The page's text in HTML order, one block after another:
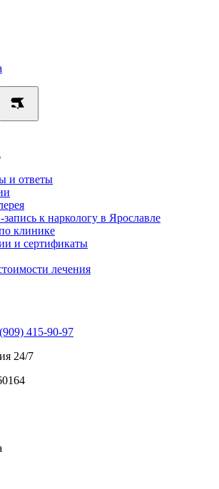
и ответы
к наркологу в Ярославле
клинике
и сертификаты
лечения
415-90-97
24/7